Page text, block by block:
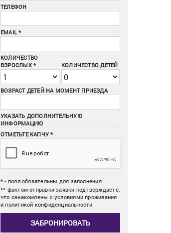
ТЕЛЕФОН
EMAIL
КОЛИЧЕСТВО
ВЗРОСЛЫХ
КОЛИЧЕСТВО ДЕТЕЙ
ВОЗРАСТ ДЕТЕЙ НА МОМЕНТ ПРИЕЗДА
УКАЗАТЬ ДОПОЛНИТЕЛЬНУЮ
ИНФОРМАЦИЮ
ОТМЕТЬТЕ КАПЧУ *
* - поля обязательны для заполнения
** фактом отправки заявки подтверждаете,
что ознакомлены с условиями проживания
и политикой конфиденциальности
ЗАБРОНИРОВАТЬ